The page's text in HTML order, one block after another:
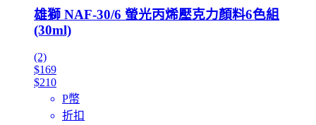
雄獅 NAF-30/6 螢光丙烯壓克力顏料6色組
(30ml)
(2)
$169
$210
P幣
折扣